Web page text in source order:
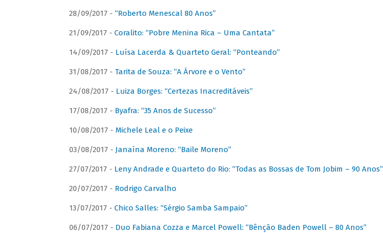
28/09/2017 - “Roberto Menescal 80 Anos”
21/09/2017 - Coralito: “Pobre Menina Rica – Uma Cantata”
14/09/2017 - Luísa Lacerda & Quarteto Geral: “Ponteando”
31/08/2017 - Tarita de Souza: “A Árvore e o Vento”
24/08/2017 - Luiza Borges: “Certezas Inacreditáveis”
17/08/2017 - Byafra: “35 Anos de Sucesso”
10/08/2017 - Michele Leal e o Peixe
03/08/2017 - Janaína Moreno: “Baile Moreno”
27/07/2017 - Leny Andrade e Quarteto do Rio: “Todas as Bossas de Tom Jobim – 90 Anos”
20/07/2017 - Rodrigo Carvalho
13/07/2017 - Chico Salles: “Sérgio Samba Sampaio”
06/07/2017 - Duo Fabiana Cozza e Marcel Powell: “Bênção Baden Powell – 80 Anos”